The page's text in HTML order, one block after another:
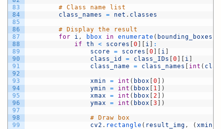
83
84
85
86
87
88
89
90
91
92
93
94
95
96
97
98
99
# Class name list
class_names
= net . classes
# Display the result
for
i , bbox in enumerate ( bounding_boxes
if
th < scores 0 i
:
score
= scores 0 i
class_id
= class_IDs 0 i
class_name
= class_names int (
xmin = int ( bbox 0
)
ymin
= int ( bbox 1
)
xmax
= int ( bbox 2
)
ymax
= int ( bbox 3 )
# Draw box
cv2 . rectangle ( result_img , ( xmin